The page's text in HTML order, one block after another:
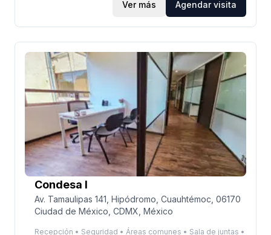
Ver más Agendar visita
Condesa I
Av. Tamaulipas 141, Hipódromo, Cuauhtémoc, 06170
Ciudad de México, CDMX, México
Recepción • Seguridad • Áreas comunes • Sala de juntas •